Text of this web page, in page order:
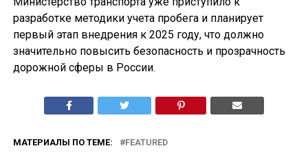
разработке методики учета пробега и планирует
первый этап внедрения к 2025 году, что должно
значительно повысить безопасность и прозрачность
дорожной сферы в России.
МАТЕРИАЛЫ ПО ТЕМЕ: FEATURED